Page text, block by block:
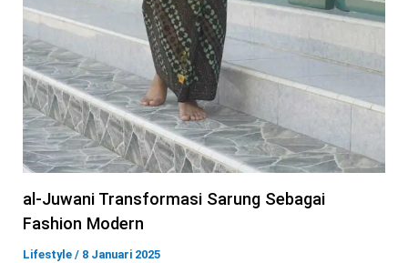
al-Juwani Transformasi Sarung Sebagai
Fashion Modern
Lifestyle / 8 Januari 2025